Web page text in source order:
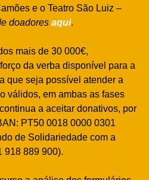
e o Teatro São Luiz –
doadores aqui.
mais de 30 000€,
da verba disponível para a
que seja possível atender a
válidos, em ambas as fases
a aceitar donativos, por
PT50 0018 0000 0301
de Solidariedade com a
918 889 900).